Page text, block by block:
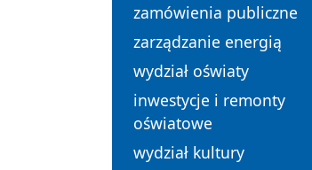
zamówienia publiczne
zarządzanie energią
wydział oświaty
inwestycje i remonty
oświatowe
wydział kultury